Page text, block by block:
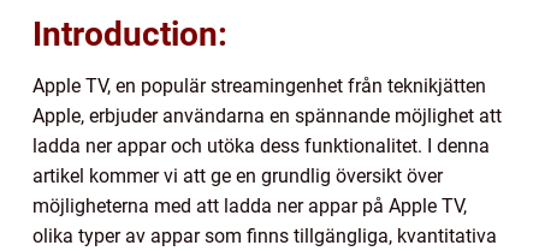
Introduction:
Apple TV, en populär streamingenhet från teknikjätten
Apple, erbjuder användarna en spännande möjlighet att
ladda ner appar och utöka dess funktionalitet. I denna
artikel kommer vi att ge en grundlig översikt över
möjligheterna med att ladda ner appar på Apple TV,
olika typer av appar som finns tillgängliga, kvantitativa